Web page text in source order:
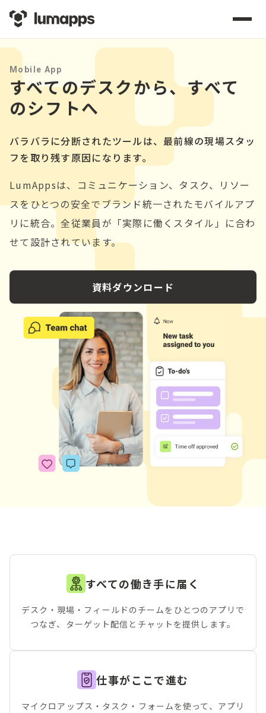
Mobile App
すべてのデスクから、すべて
のシフトへ
バラバラに分断されたツールは、最前線の現場スタッ
フを取り残す原因になります。
LumAppsは、コミュニケーション、タスク、リソー
スをひとつの安全でブランド統一されたモバイルアプ
リに統合。全従業員が「実際に働くスタイル」に合わ
せて設計されています。
資料ダウンロード
すべての働き手に届く
デスク・現場・フィールドのチームをひとつのアプリで
つなぎ、ターゲット配信とチャットを提供します。
仕事がここで進む
マイクロアップス・タスク・フォームを使って、アプリ